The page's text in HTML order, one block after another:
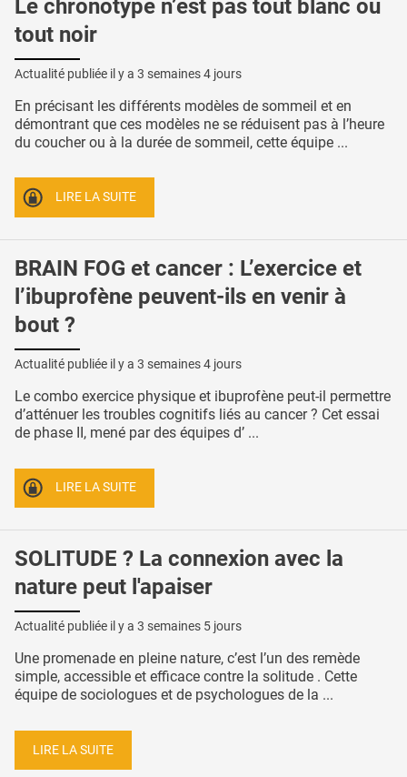
Le chronotype n’est pas tout blanc ou
tout noir
Actualité publiée il y a 3 semaines 4 jours
En précisant les différents modèles de sommeil et en
démontrant que ces modèles ne se réduisent pas à l’heure
du coucher ou à la durée de sommeil, cette équipe ...
LIRE LA SUITE
BRAIN FOG et cancer : L’exercice et
l’ibuprofène peuvent-ils en venir à
bout ?
Actualité publiée il y a 3 semaines 4 jours
Le combo exercice physique et ibuprofène peut-il permettre
d’atténuer les troubles cognitifs liés au cancer ? Cet essai
de phase II, mené par des équipes d’ ...
LIRE LA SUITE
SOLITUDE ? La connexion avec la
nature peut l'apaiser
Actualité publiée il y a 3 semaines 5 jours
Une promenade en pleine nature, c’est l’un des remède
simple, accessible et efficace contre la solitude . Cette
équipe de sociologues et de psychologues de la ...
LIRE LA SUITE